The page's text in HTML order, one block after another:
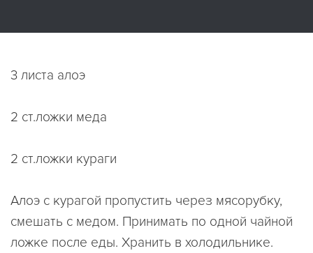
3 листа алоэ
2 ст.ложки меда
2 ст.ложки кураги
Алоэ с курагой пропустить через мясорубку,
смешать с медом. Принимать по одной чайной
ложке после еды. Хранить в холодильнике.